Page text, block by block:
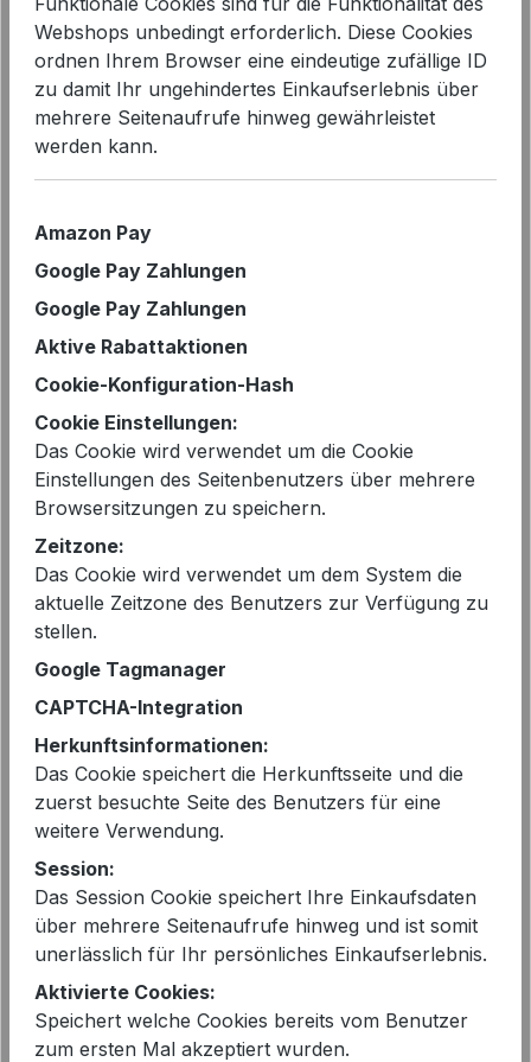
Bildergalerie überspringen
Verkaufspreis:
39,99 € %
69,00 €*
Sie sparen 42%
vorher 69,00 €
Preise inkl. MwSt. zzgl. Versandkosten
WHITE
Größeauswählen
XL - 42
Produkt Anzahl: Gib den
EAN:2000309730521
Webshops unbedingt erforderlich. Diese Cookies
ordnen Ihrem Browser eine eindeutige zufällige ID
zu damit Ihr ungehindertes Einkaufserlebnis über
mehrere Seitenaufrufe hinweg gewährleistet
werden kann.
Amazon Pay
Google Pay Zahlungen
Google Pay Zahlungen
Aktive Rabattaktionen
Cookie-Konfiguration-Hash
Cookie Einstellungen:
Das Cookie wird verwendet um die Cookie
Einstellungen des Seitenbenutzers über mehrere
Browsersitzungen zu speichern.
Zeitzone:
Das Cookie wird verwendet um dem System die
aktuelle Zeitzone des Benutzers zur Verfügung zu
stellen.
Google Tagmanager
CAPTCHA-Integration
Herkunftsinformationen:
Das Cookie speichert die Herkunftsseite und die
zuerst besuchte Seite des Benutzers für eine
weitere Verwendung.
Session:
Das Session Cookie speichert Ihre Einkaufsdaten
über mehrere Seitenaufrufe hinweg und ist somit
unerlässlich für Ihr persönliches Einkaufserlebnis.
Aktivierte Cookies:
Speichert welche Cookies bereits vom Benutzer
zum ersten Mal akzeptiert wurden.